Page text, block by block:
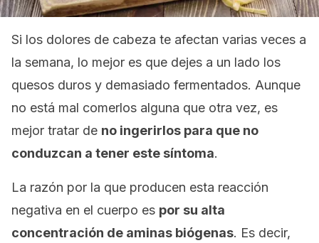
Si los dolores de cabeza te afectan varias veces a
la semana, lo mejor es que dejes a un lado los
quesos duros y demasiado fermentados. Aunque
no está mal comerlos alguna que otra vez, es
mejor tratar de no ingerirlos para que no
conduzcan a tener este síntoma.
La razón por la que producen esta reacción
negativa en el cuerpo es por su alta
concentración de aminas biógenas. Es decir,